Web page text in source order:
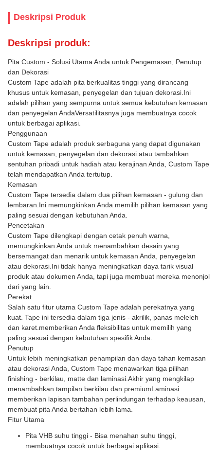
Deskripsi Produk
Deskripsi produk:
Pita Custom - Solusi Utama Anda untuk Pengemasan, Penutup
dan Dekorasi
Custom Tape adalah pita berkualitas tinggi yang dirancang
khusus untuk kemasan, penyegelan dan tujuan dekorasi.Ini
adalah pilihan yang sempurna untuk semua kebutuhan kemasan
dan penyegelan AndaVersatilitasnya juga membuatnya cocok
untuk berbagai aplikasi.
Penggunaan
Custom Tape adalah produk serbaguna yang dapat digunakan
untuk kemasan, penyegelan dan dekorasi.atau tambahkan
sentuhan pribadi untuk hadiah atau kerajinan Anda, Custom Tape
telah mendapatkan Anda tertutup.
Kemasan
Custom Tape tersedia dalam dua pilihan kemasan - gulung dan
lembaran.Ini memungkinkan Anda memilih pilihan kemasan yang
paling sesuai dengan kebutuhan Anda.
Pencetakan
Custom Tape dilengkapi dengan cetak penuh warna,
memungkinkan Anda untuk menambahkan desain yang
bersemangat dan menarik untuk kemasan Anda, penyegelan
atau dekorasi.Ini tidak hanya meningkatkan daya tarik visual
produk atau dokumen Anda, tapi juga membuat mereka menonjol
dari yang lain.
Perekat
Salah satu fitur utama Custom Tape adalah perekatnya yang
kuat. Tape ini tersedia dalam tiga jenis - akrilik, panas meleleh
dan karet.memberikan Anda fleksibilitas untuk memilih yang
paling sesuai dengan kebutuhan spesifik Anda.
Penutup
Untuk lebih meningkatkan penampilan dan daya tahan kemasan
atau dekorasi Anda, Custom Tape menawarkan tiga pilihan
finishing - berkilau, matte dan laminasi.Akhir yang mengkilap
menambahkan tampilan berkilau dan premiumLaminasi
memberikan lapisan tambahan perlindungan terhadap keausan,
membuat pita Anda bertahan lebih lama.
Fitur Utama
Pita VHB suhu tinggi - Bisa menahan suhu tinggi,
membuatnya cocok untuk berbagai aplikasi.